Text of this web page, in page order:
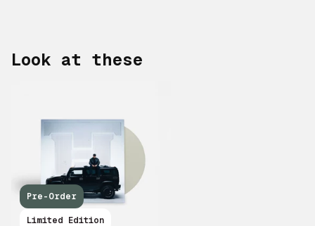
Look at these
Pre-Order
Limited Edition